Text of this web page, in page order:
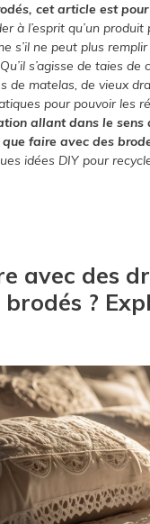
V
i
d
cet article est
à l’esprit qu’un
s’il ne peut plus
s’agisse de taies de
de matelas, de vieux
pour pouvoir les
allant dans le sens
faire avec des
idées DIY pour
avec des
?